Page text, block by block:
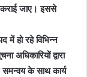
कराई जाए। इससे
में हो रहे विभिन्न
अधिकारियों द्वारा
समन्वय के साथ कार्य